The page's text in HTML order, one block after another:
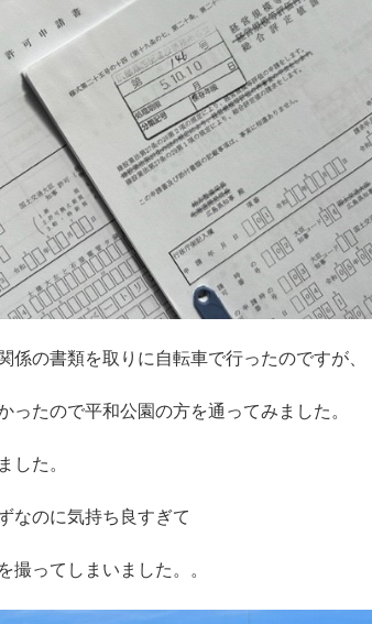
係の書類を取りに自転車で行ったのですが、
ったので平和公園の方を通ってみました。
した。
なのに気持ち良すぎて
撮ってしまいました。。